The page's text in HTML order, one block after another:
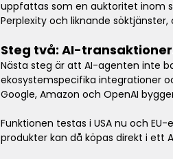
uppfattas som en auktoritet inom
Perplexity och liknande
Steg två: AI-
Nästa steg är att AI-agenten inte
ekosystemspecifika integrationer
Google, Amazon och OpenAI
Funktionen testas i USA nu och
produkter kan då köpas direkt i ett